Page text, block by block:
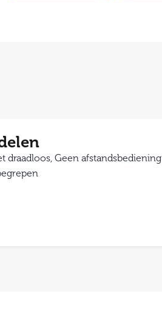
draadloos, Geen afstandsbediening